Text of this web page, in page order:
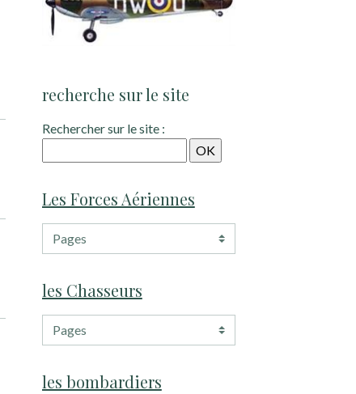
recherche sur le site
Rechercher sur le site :
Les Forces Aériennes
les Chasseurs
les bombardiers